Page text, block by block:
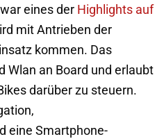
eines der Highlights auf
mit Antrieben der
kommen. Das
Wlan an Board und erlaubt
darüber zu steuern.
eine Smartphone-